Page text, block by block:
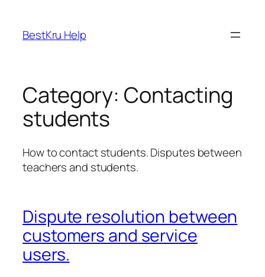
content
BestKru Help
Category: Contacting
students
How to contact students. Disputes between
teachers and students.
Dispute resolution between
customers and service
users.